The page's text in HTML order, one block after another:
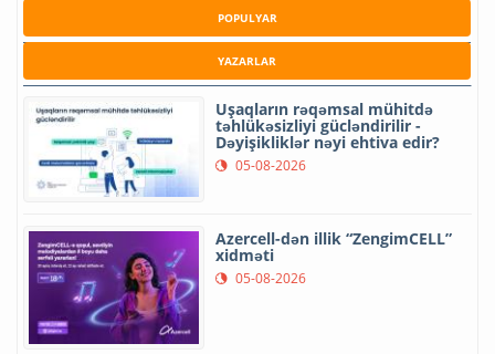
POPULYAR
YAZARLAR
Uşaqların rəqəmsal mühitdə
təhlükəsizliyi gücləndirilir -
Dəyişikliklər nəyi ehtiva edir?
05-08-2026
Azercell-dən illik “ZengimCELL”
xidməti
05-08-2026